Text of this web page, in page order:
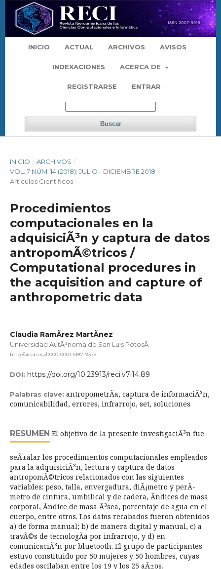
INICIO ACTUAL ARCHIVOS AVISOS
INDEXACIONES ACERCA DE
REGISTRARSE ENTRAR
Buscar
INICIO / ARCHIVOS /
VOL. 7 NÚM. 14 (2018): JULIO - DICIEMBRE 2018 /
Artículos Cientificos
Procedimientos
computacionales en la
adquisiciÃ³n y captura de datos
antropomÃ©tricos /
Computational procedures in
the acquisition and capture of
anthropometric data
Claudia RamÃ­rez MartÃ­nez
Universidad AutÃ³noma de San Luis PotosÃ­
http://orcid.org/0000-0001-5187-9375
DOI: https://doi.org/10.23913/reci.v7i14.89
Palabras clave: antropometrÃ­a, captura de informaciÃ³n,
comunicabilidad, errores, infrarrojo, set, soluciones
RESUMEN El objetivo de la presente investigaciÃ³n fue
seÃ±alar los procedimientos computacionales empleados
para la adquisiciÃ³n, lectura y captura de datos
antropomÃ©tricos relacionados con las siguientes
variables: peso, talla, envergadura, diÃ¡metro y perÃ­
metro de cintura, umbilical y de cadera, Ã­ndices de masa
corporal, Ã­ndice de masa Ã³sea, porcentaje de agua en el
cuerpo, entre otros. Los datos recabados fueron obtenidos
a) de forma manual; b) de manera digital y manual, c) a
travÃ©s de tecnologÃ­a por infrarrojo, y d) en
comunicaciÃ³n por bluetooth. El grupo de participantes
estuvo constituido por 50 mujeres y 50 hombres, cuyas
edades oscilaban entre los 19 y los 25 aÃ±os,